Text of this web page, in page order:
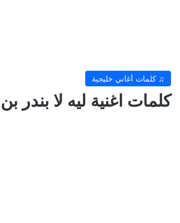
♫ كلمات أغاني خليجية
كلمات اغنية ليه لا بندر